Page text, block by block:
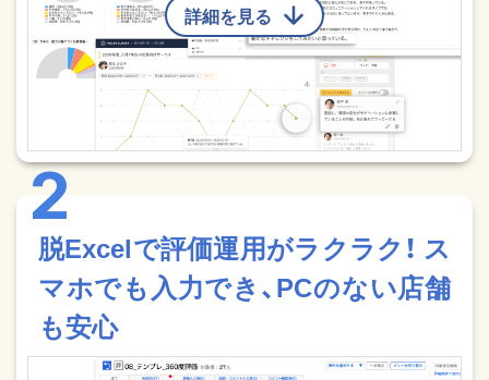
詳細を見る
脱Excelで評価運用がラクラク！ ス
マホでも入力でき、PCのない店舗
も安心